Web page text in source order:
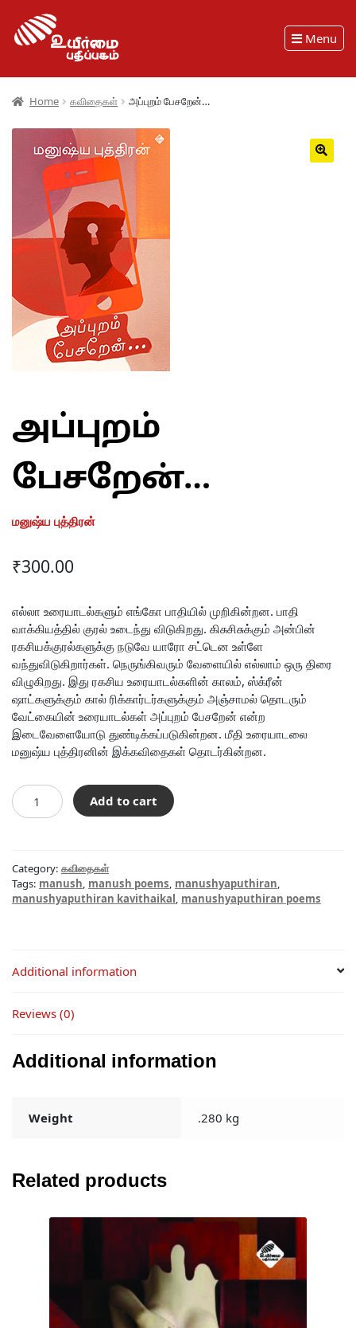
Menu
Home கவிதைகள் அப்புறம் பேசறேன்…
அப்புறம்
பேசறேன்…
மனுஷ்ய புத்திரன்
₹300.00
எல்லா உரையாடல்களும் எங்கோ பாதியில் முறிகின்றன. பாதி
வாக்கியத்தில் குரல் உடைந்து விடுகிறது. கிசுசிசுக்கும் அன்பின்
ரகசியக்குரல்களுக்கு நடுவே யாரோ சட்டென உள்ளே
வந்துவிடுகிறார்கள். நெருங்கிவரும் வேளையில் எல்லாம் ஒரு திரை
விழுகிறது. இது ரகசிய உரையாடல்களின் காலம், ஸ்க்ரீன்
ஷாட்களுக்கும் கால் ரிக்கார்டர்களுக்கும் அஞ்சாமல் தொடரும்
வேட்கையின் உரையாடல்கள் அப்புறம் பேசறேன் என்ற
இடைவேளையோடு துண்டிக்கப்படுகின்றன. மீதி உரையாடலை
மனுஷ்ய புத்திரனின் இக்கவிதைகள் தொடர்கின்றன.
அப்புறம்
பேசறேன்...
Add to cart
Category: கவிதைகள்
Tags: manush, manush poems, manushyaputhiran,
manushyaputhiran kavithaikal, manushyaputhiran poems
Additional information
Reviews (0)
Additional information
Weight .280 kg
Related products